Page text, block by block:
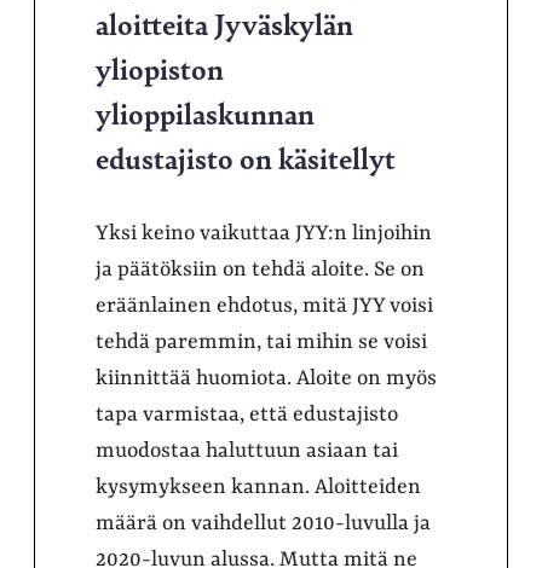
aloitteita Jyväskylän
yliopiston
ylioppilaskunnan
edustajisto on käsitellyt
Yksi keino vaikuttaa JYY:n linjoihin
ja päätöksiin on tehdä aloite. Se on
eräänlainen ehdotus, mitä JYY voisi
tehdä paremmin, tai mihin se voisi
kiinnittää huomiota. Aloite on myös
tapa varmistaa, että edustajisto
muodostaa haluttuun asiaan tai
kysymykseen kannan. Aloitteiden
määrä on vaihdellut 2010-luvulla ja
2020-luvun alussa. Mutta mitä ne